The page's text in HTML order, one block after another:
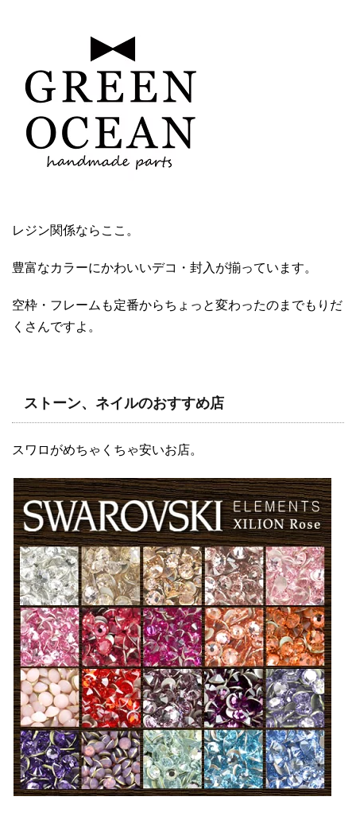
レジン関係ならここ。
豊富なカラーにかわいいデコ・封入が揃っています。
空枠・フレームも定番からちょっと変わったのまでもりだ
くさんですよ。
ストーン、ネイルのおすすめ店
スワロがめちゃくちゃ安いお店。